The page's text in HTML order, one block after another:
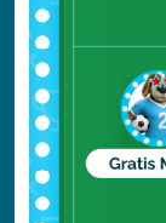
Segue poi
Mohamed
della più
vicino
Copto,